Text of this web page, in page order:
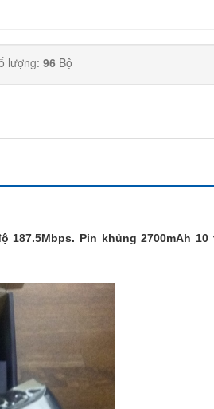
lượng: 96Bộ
Pin khủng 2700mAh 10